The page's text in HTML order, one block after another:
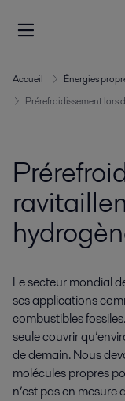
Accueil Énergies
Prérefroidissement lors
Le secteur mondial
ses applications
combustibles
seule couvrir
de demain. Nous
molécules propres
n’est pas en mesure